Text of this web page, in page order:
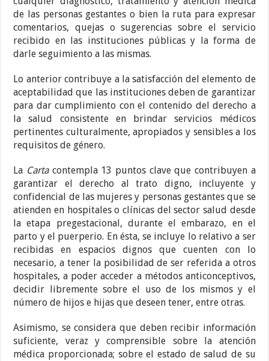
de las personas gestantes o bien la ruta para expresar
comentarios, quejas o sugerencias sobre el servicio
recibido en las instituciones públicas y la forma de
darle seguimiento a las mismas.
Lo anterior contribuye a la satisfacción del elemento de
aceptabilidad que las instituciones deben de garantizar
para dar cumplimiento con el contenido del derecho a
la salud consistente en brindar servicios médicos
pertinentes culturalmente, apropiados y sensibles a los
requisitos de género.
La Cartacontempla 13 puntos clave que contribuyen a
garantizar el derecho al trato digno, incluyente y
confidencial de las mujeres y personas gestantes que se
atienden en hospitales o clínicas del sector salud desde
la etapa pregestacional, durante el embarazo, en el
parto y el puerperio. En ésta, se incluye lo relativo a ser
recibidas en espacios dignos que cuenten con lo
necesario, a tener la posibilidad de ser referida a otros
hospitales, a poder acceder a métodos anticonceptivos,
decidir libremente sobre el uso de los mismos y el
número de hijos e hijas que deseen tener, entre otras.
Asimismo, se considera que deben recibir información
suficiente, veraz y comprensible sobre la atención
médica proporcionada; sobre el estado de salud de su